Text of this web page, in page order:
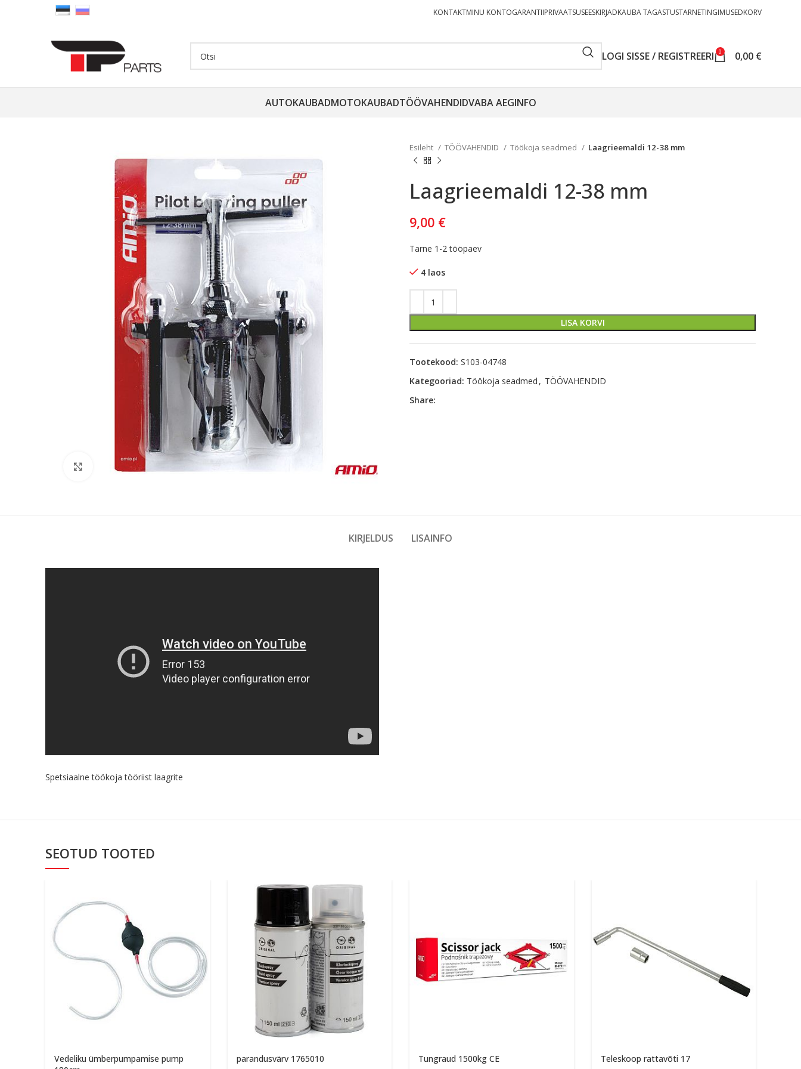
KONTAKTMINU KONTOGARANTIIPRIVAATSUSEESKIRJADKAUBA TAGASTUSTARNETINGIMUSEDKORV
LOGI SISSE / REGISTREERI 0 0,00 €
AUTOKAUBADMOTOKAUBADTÖÖVAHENDIDVABA AEGINFO
Kliki lülitamiseks
Esileht TÖÖVAHENDID Töökoja seadmed Laagrieemaldi 12-38 mm
Laagrieemaldi 12-38 mm
9,00 €
Tarne 1-2 tööpaev
4 laos
LISA KORVI
Tootekood: S103-04748
Kategooriad: Töökoja seadmed , TÖÖVAHENDID
Share:
KIRJELDUS LISAINFO
Spetsiaalne töökoja tööriist laagrite
SEOTUD TOOTED
Vedeliku ümberpumpamise pump
parandusvärv 1765010 Tungraud 1500kg CE Teleskoop rattavõti 17